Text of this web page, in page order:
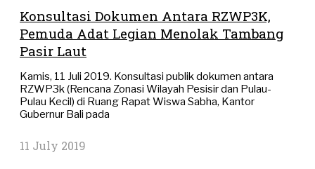
Konsultasi Dokumen Antara RZWP3K,
Pemuda Adat Legian Menolak Tambang
Pasir Laut
Kamis, 11 Juli 2019. Konsultasi publik dokumen antara
RZWP3k (Rencana Zonasi Wilayah Pesisir dan Pulau-
Pulau Kecil) di Ruang Rapat Wiswa Sabha, Kantor
Gubernur Bali pada
11 July 2019